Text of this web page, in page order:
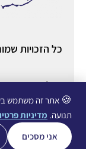
כל הזכויות
ניהול ואחסון אתר:
חברתיות:עופרי 🍪
תנועה. מדיניות
אני מסכים